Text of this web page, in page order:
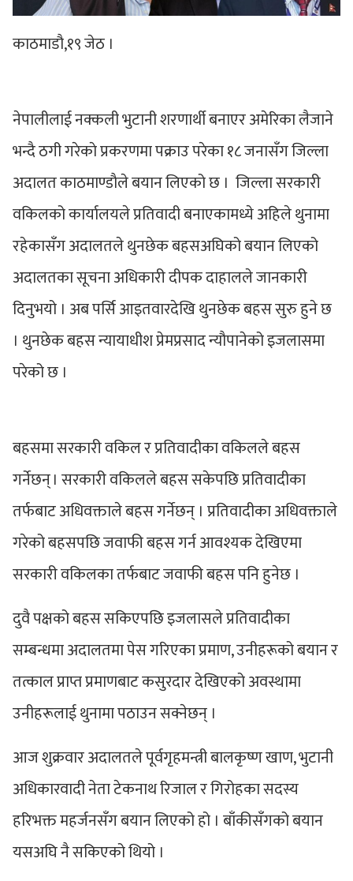
काठमाडौ,१९ जेठ ।
नेपालीलाई नक्कली भुटानी शरणार्थी बनाएर अमेरिका लैजाने
भन्दै ठगी गरेकाे प्रकरणमा पक्राउ परेका १८ जनासँग जिल्ला
अदालत काठमाण्डाैले बयान लिएको छ । जिल्ला सरकारी
वकिलको कार्यालयले प्रतिवादी बनाएकामध्ये अहिले थुनामा
रहेकासँग अदालतले थुनछेक बहसअघिको बयान लिएको
अदालतका सूचना अधिकारी दीपक दाहालले जानकारी
दिनुभयो । अब पर्सि आइतवारदेखि थुनछेक बहस सुरु हुने छ
। थुनछेक बहस न्यायाधीश प्रेमप्रसाद न्यौपानेको इजलासमा
परेको छ ।
बहसमा सरकारी वकिल र प्रतिवादीका वकिलले बहस
गर्नेछन् । सरकारी वकिलले बहस सकेपछि प्रतिवादीका
तर्फबाट अधिवक्ताले बहस गर्नेछन् । प्रतिवादीका अधिवक्ताले
गरेको बहसपछि जवाफी बहस गर्न आवश्यक देखिएमा
सरकारी वकिलका तर्फबाट जवाफी बहस पनि हुनेछ ।
दुवै पक्षको बहस सकिएपछि इजलासले प्रतिवादीका
सम्बन्धमा अदालतमा पेस गरिएका प्रमाण, उनीहरूको बयान र
तत्काल प्राप्त प्रमाणबाट कसुरदार देखिएको अवस्थामा
उनीहरूलाई थुनामा पठाउन सक्नेछन् ।
आज शुक्रवार अदालतले पूर्वगृहमन्त्री बालकृष्ण खाण, भुटानी
अधिकारवादी नेता टेकनाथ रिजाल र गिरोहका सदस्य
हरिभक्त महर्जनसँग बयान लिएको हो । बाँकीसँगको बयान
यसअघि नै सकिएको थियो ।